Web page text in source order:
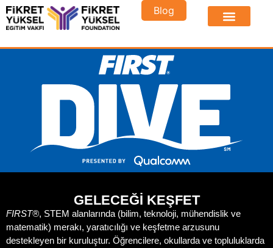
Blog
GELECEĞİ KEŞFET
FIRST®, STEM alanlarında (bilim, teknoloji, mühendislik ve
matematik) merakı, yaratıcılığı ve keşfetme arzusunu
destekleyen bir kuruluştur. Öğrencilere, okullarda ve topluluklarda